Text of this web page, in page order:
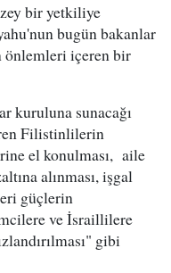
bir yetkiliye
bugün bakanlar
önlemleri içeren bir
kuruluna sunacağı
Filistinlilerin
el konulması, aile
alınması, işgal
güçlerin
ve İsraillilere
gibi